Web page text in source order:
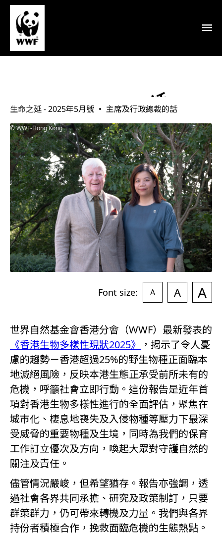
主席及行政總裁的話
生命之延 - 2025年5月號 主席及行政總裁的話
WWF-Hong Kong
Font size: A A A
世界自然基金會香港分會（WWF）最新發表的
《香港生物多樣性現狀2025》
，揭示了令人憂
慮的趨勢－香港超過25%的野生物種正面臨本
地滅絕風險，反映本港生態正承受前所未有的
危機，呼籲社會立即行動。這份報告是近年首
項對香港生物多樣性進行的全面評估，聚焦在
城市化、棲息地喪失及入侵物種等壓力下最深
受威脅的重要物種及生境，同時為我們的保育
工作訂立優次及方向，喚起大眾對守護自然的
關注及責任。
儘管情況嚴峻，但希望猶存。報告亦強調，透
過社會各界共同承擔、研究及政策制訂，只要
群策群力，仍可帶來轉機及力量。我們與各界
持份者積極合作，挽救面臨危機的生態熱點。